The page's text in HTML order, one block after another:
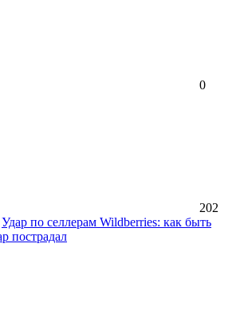
0
202
Удар по селлерам Wildberries: как быть
пострадал